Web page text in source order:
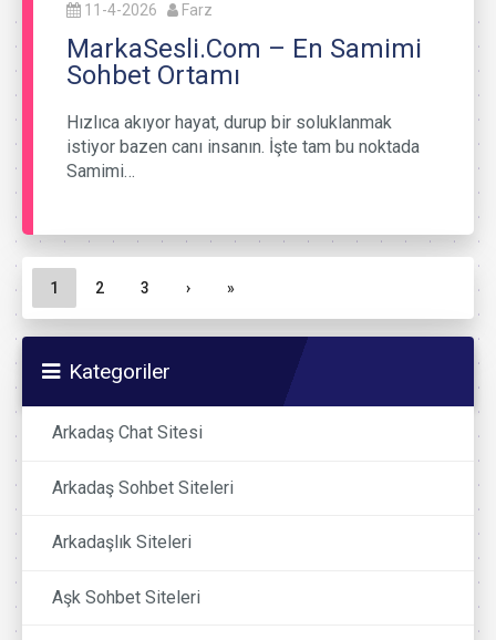
11-4-2026 Farz
MarkaSesli.Com – En Samimi
Sohbet Ortamı
Hızlıca akıyor hayat, durup bir soluklanmak
istiyor bazen canı insanın. İşte tam bu noktada
Samimi…
Sayfa gezinme
Geçerli Sayfa
1 Sayfa
2 Sayfa
3 › »
Kategoriler
Arkadaş Chat Sitesi
Arkadaş Sohbet Siteleri
Arkadaşlık Siteleri
Aşk Sohbet Siteleri